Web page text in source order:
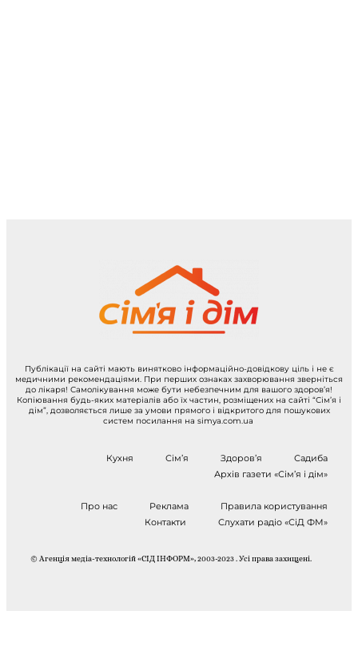
Публікації на сайті мають винятково інформаційно-довідкову ціль і не є
медичними рекомендаціями. При перших ознаках захворювання зверніться
до лікаря! Самолікування може бути небезпечним для вашого здоров’я!
Копіювання будь-яких матеріалів або їх частин, розміщених на сайті “Сім’я і
дім”, дозволяється лише за умови прямого і відкритого для пошукових
систем посилання на simya.com.ua
Кухня Сім’я Здоров’я
Садиба
Архів газети «Сім’я і дім»
Про нас Реклама
Правила користування
Контакти
Слухати радіо «СіД ФМ»
© Агенція медіа-технологій «СІД ІНФОРМ», 2003-2023 . Усі права захищені.